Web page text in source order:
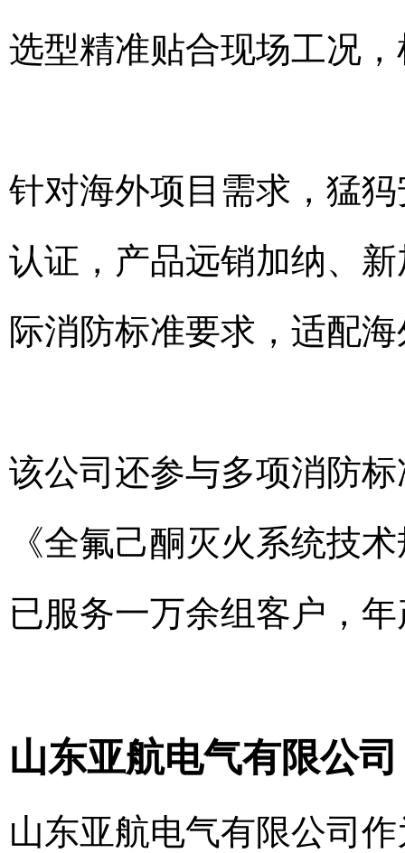
选型精准贴合现场工况
针对海外项目需求，猛
认证，产品远销加纳、
际消防标准要求，适配
该公司还参与多项消防
《全氟己酮灭火系统技
已服务一万余组客户，
山东亚航电气有限公
山东亚航电气有限公司